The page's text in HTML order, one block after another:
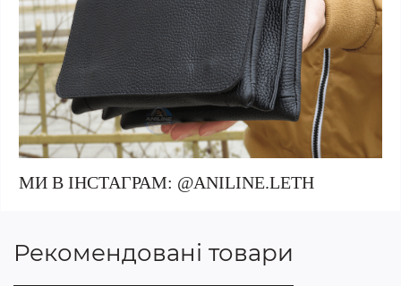
МИ В ІНСТАГРАМ: @ANILINE.LETH
Рекомендовані товари